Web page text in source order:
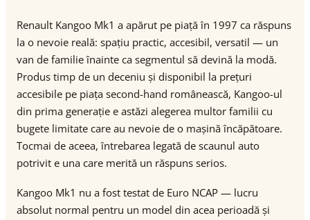
Renault Kangoo Mk1 a apărut pe piață în 1997 ca răspuns
la o nevoie reală: spațiu practic, accesibil, versatil — un
van de familie înainte ca segmentul să devină la modă.
Produs timp de un deceniu și disponibil la prețuri
accesibile pe piața second-hand românească, Kangoo-ul
din prima generație e astăzi alegerea multor familii cu
bugete limitate care au nevoie de o mașină încăpătoare.
Tocmai de aceea, întrebarea legată de scaunul auto
potrivit e una care merită un răspuns serios.
Kangoo Mk1 nu a fost testat de Euro NCAP — lucru
absolut normal pentru un model din acea perioadă și